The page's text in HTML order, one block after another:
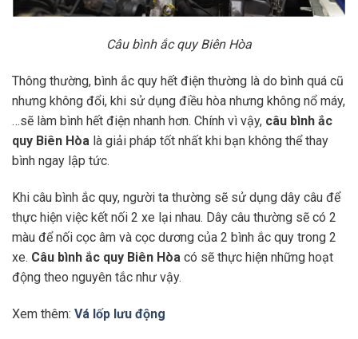
Câu bình ắc quy Biên Hòa
Thông thường, bình ắc quy hết điện thường là do bình quá cũ
nhưng không đổi, khi sử dụng điều hòa nhưng không nổ máy,
…sẽ làm bình hết điện nhanh hơn. Chính vì vậy, câu bình ắc
quy Biên Hòa là giải pháp tốt nhất khi bạn không thể thay
bình ngay lập tức.
Khi câu bình ắc quy, người ta thường sẽ sử dụng dây câu để
thực hiện việc kết nối 2 xe lại nhau. Dây câu thường sẽ có 2
màu để nối cọc âm và cọc dương của 2 bình ắc quy trong 2
xe. Câu bình ắc quy Biên Hòa có sẽ thực hiện những hoạt
động theo nguyên tắc như vậy.
Xem thêm: Vá lốp lưu động